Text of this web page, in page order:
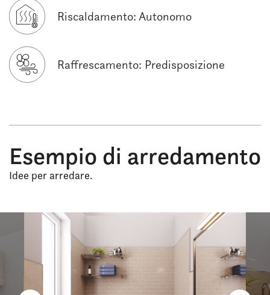
Riscaldamento: Autonomo
Raffrescamento: Predisposizione
Esempio di arredamento
Idee per arredare.